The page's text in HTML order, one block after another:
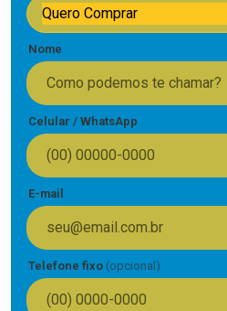
Quero Comprar
Nome
Celular / WhatsApp
E-mail
Telefone fixo (opcional)